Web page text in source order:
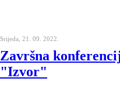
Srijeda, 21. 09. 2022.
Završna
"Izvor"